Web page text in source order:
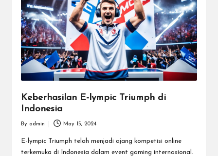
Keberhasilan E-lympic Triumph di
Indonesia
by
By admin May 15, 2024
E-lympic Triumph telah menjadi ajang kompetisi online
terkemuka di Indonesia dalam event gaming internasional.